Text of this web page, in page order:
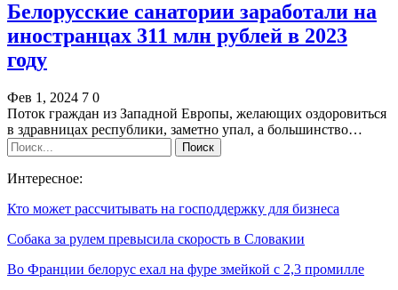
Белорусские санатории заработали на
иностранцах 311 млн рублей в 2023
году
Фев 1, 2024 7 0
Поток граждан из Западной Европы, желающих оздоровиться
в здравницах республики, заметно упал, а большинство…
Интересное:
Кто может рассчитывать на господдержку для бизнеса
Собака за рулем превысила скорость в Словакии
Во Франции белорус ехал на фуре змейкой с 2,3 промилле